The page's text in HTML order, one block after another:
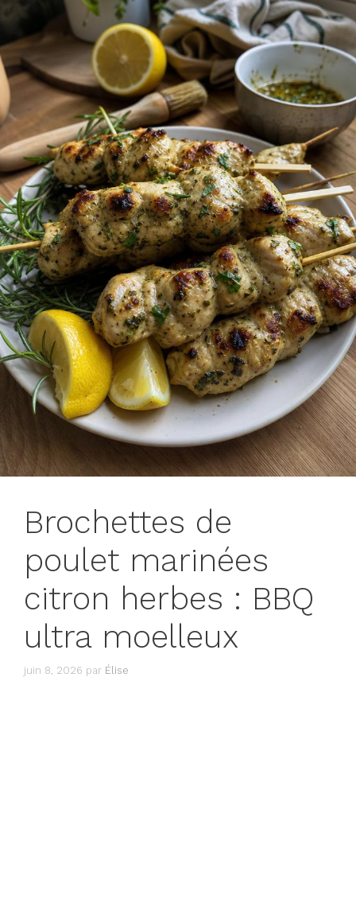
Brochettes de
poulet marinées
citron herbes : BBQ
ultra moelleux
juin 8, 2026 par Élise